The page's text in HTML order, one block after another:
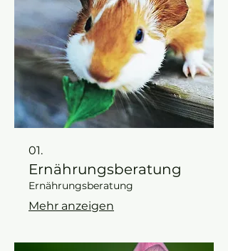
01.
Ernährungsberatung
Ernährungsberatung
Mehr anzeigen